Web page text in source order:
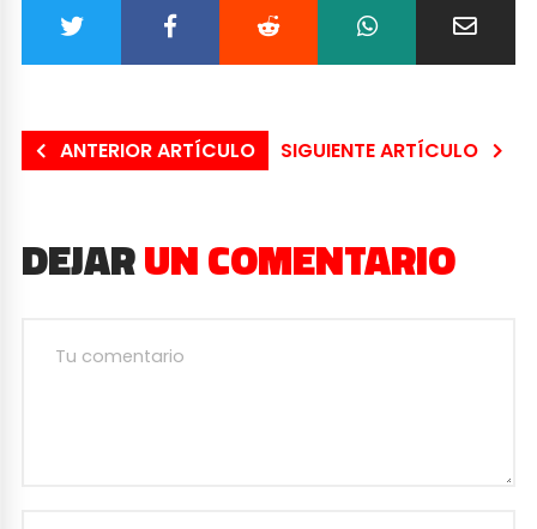
ANTERIOR ARTÍCULO SIGUIENTE ARTÍCULO
DEJARUN COMENTARIO